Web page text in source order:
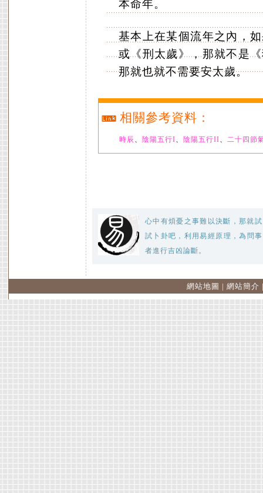
本命年。
基本上在某個流年之內，
或《刑太歲》，那就不是
那就也就不需要安太歲。
相關參考資料：
時辰 、 陰陽五行I、 陰陽五行II、 二十四節
心中有煩憂之事難以決斷，那就試
試卜卦吧，利用易經原理，為問事
者進行吉凶論斷。
網站地圖 | 網站簡介